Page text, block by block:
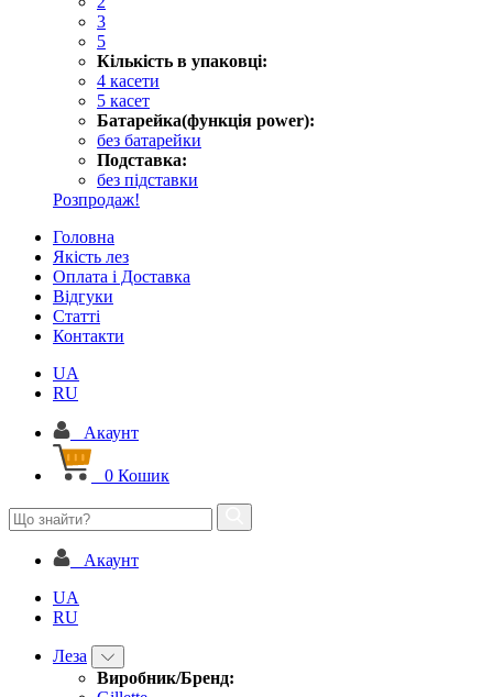
3
5
Кількість в упаковці:
4 касети
5 касет
Батарейка(функція power):
без батарейки
Подставка:
без підставки
Розпродаж!
Головна
Якість лез
Оплата і Доставка
Відгуки
Статті
Контакти
UA
RU
Акаунт
0 Кошик
Акаунт
UA
RU
Леза
Виробник/Бренд: